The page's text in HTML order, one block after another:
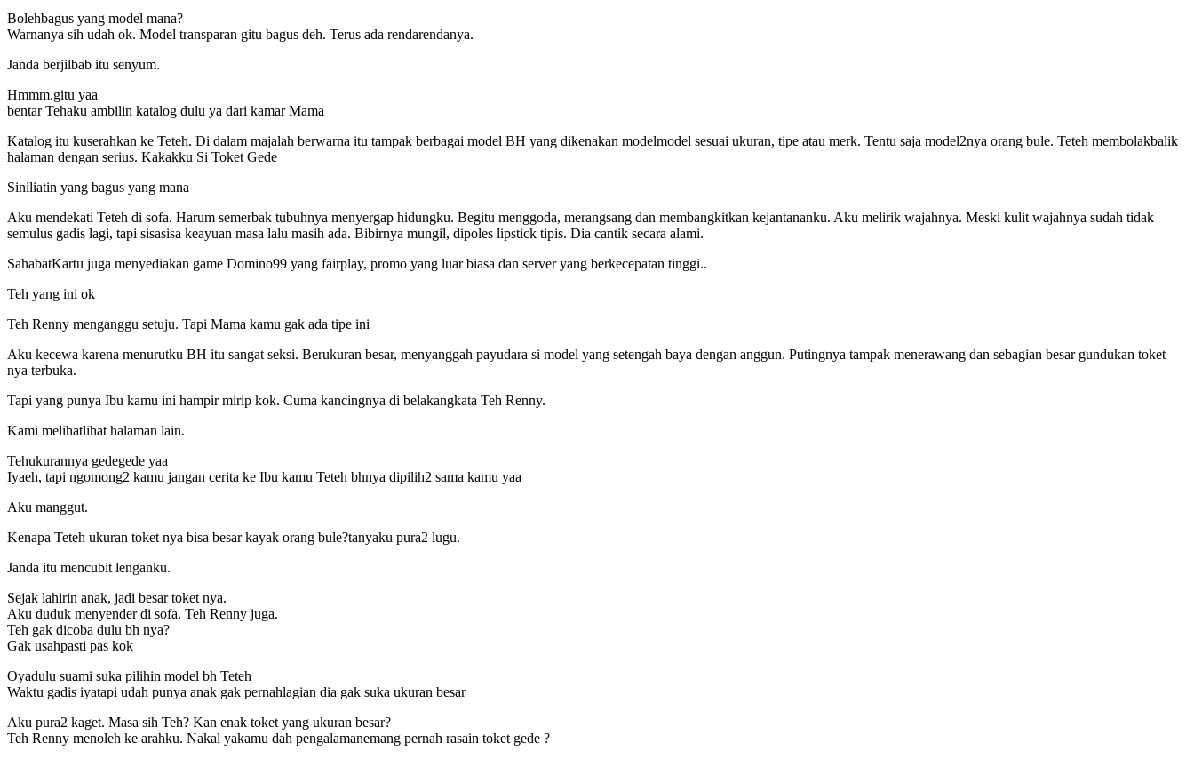
Bolehbagus yang model mana?
Warnanya sih udah ok. Model transparan gitu bagus deh. Terus ada rendarendanya.
Janda berjilbab itu senyum.
Hmmm.gitu yaa
bentar Tehaku ambilin katalog dulu ya dari kamar Mama
Katalog itu kuserahkan ke Teteh. Di dalam majalah berwarna itu tampak berbagai model BH yang dikenakan modelmodel sesuai ukuran, tipe atau merk. Tentu saja model2nya orang bule. Teteh membolakbalik
halaman dengan serius. Kakakku Si Toket Gede
Siniliatin yang bagus yang mana
Aku mendekati Teteh di sofa. Harum semerbak tubuhnya menyergap hidungku. Begitu menggoda, merangsang dan membangkitkan kejantananku. Aku melirik wajahnya. Meski kulit wajahnya sudah tidak
semulus gadis lagi, tapi sisasisa keayuan masa lalu masih ada. Bibirnya mungil, dipoles lipstick tipis. Dia cantik secara alami.
SahabatKartu juga menyediakan game Domino99 yang fairplay, promo yang luar biasa dan server yang berkecepatan tinggi..
Teh yang ini ok
Teh Renny menganggu setuju. Tapi Mama kamu gak ada tipe ini
Aku kecewa karena menurutku BH itu sangat seksi. Berukuran besar, menyanggah payudara si model yang setengah baya dengan anggun. Putingnya tampak menerawang dan sebagian besar gundukan toket
nya terbuka.
Tapi yang punya Ibu kamu ini hampir mirip kok. Cuma kancingnya di belakangkata Teh Renny.
Kami melihatlihat halaman lain.
Tehukurannya gedegede yaa
Iyaeh, tapi ngomong2 kamu jangan cerita ke Ibu kamu Teteh bhnya dipilih2 sama kamu yaa
Aku manggut.
Kenapa Teteh ukuran toket nya bisa besar kayak orang bule?tanyaku pura2 lugu.
Janda itu mencubit lenganku.
Sejak lahirin anak, jadi besar toket nya.
Aku duduk menyender di sofa. Teh Renny juga.
Teh gak dicoba dulu bh nya?
Gak usahpasti pas kok
Oyadulu suami suka pilihin model bh Teteh
Waktu gadis iyatapi udah punya anak gak pernahlagian dia gak suka ukuran besar
Aku pura2 kaget. Masa sih Teh? Kan enak toket yang ukuran besar?
Teh Renny menoleh ke arahku. Nakal yakamu dah pengalamanemang pernah rasain toket gede ?